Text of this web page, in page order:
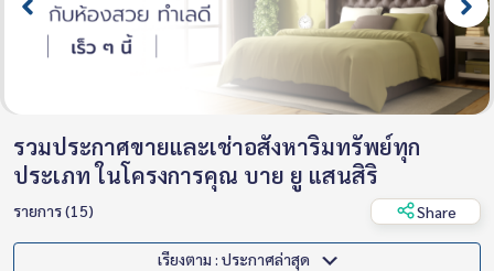
รวมประกาศขายและเช่าอสังหาริมทรัพย์ทุก
ประเภท ในโครงการคุณ บาย ยู แสนสิริ
รายการ (15) Share
เรียงตาม : ประกาศล่าสุด